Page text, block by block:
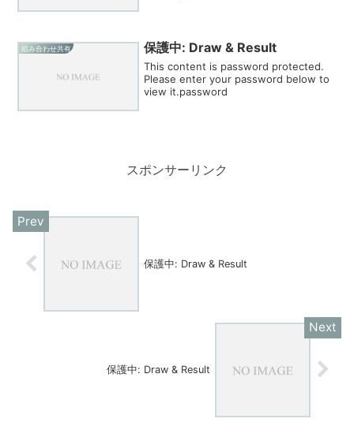
組み合わせ共有 保護中: Draw & Result
This content is password protected.
Please enter your password below to
view it.password
スポンサーリンク
保護中: Draw & Result
保護中: Draw & Result